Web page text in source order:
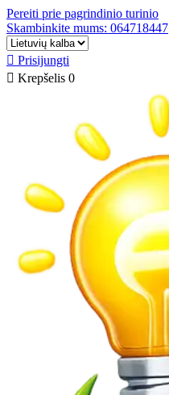
Pereiti prie pagrindinio turinio
Skambinkite mums: 064718447
 Prisijungti
 Krepšelis 0